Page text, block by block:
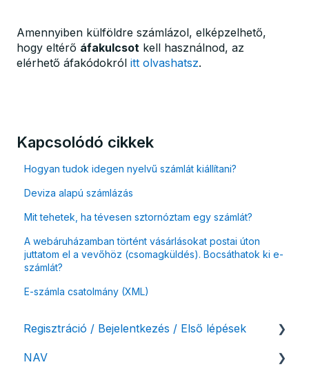
Amennyiben külföldre számlázol, elképzelhető,
hogy eltérő áfakulcsot kell használnod, az
elérhető áfakódokról itt olvashatsz.
Kapcsolódó cikkek
Hogyan tudok idegen nyelvű számlát kiállítani?
Deviza alapú számlázás
Mit tehetek, ha tévesen sztornóztam egy számlát?
A webáruházamban történt vásárlásokat postai úton
juttatom el a vevőhöz (csomagküldés). Bocsáthatok ki e-
számlát?
E-számla csatolmány (XML)
Regisztráció / Bejelentkezés / Első lépések
Felhasználó beállításai
NAV